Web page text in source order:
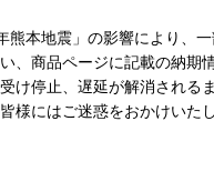
熊本地震」の影響により、
、商品ページに記載の納期
け停止、遅延が解消される
様にはご迷惑をおかけいた